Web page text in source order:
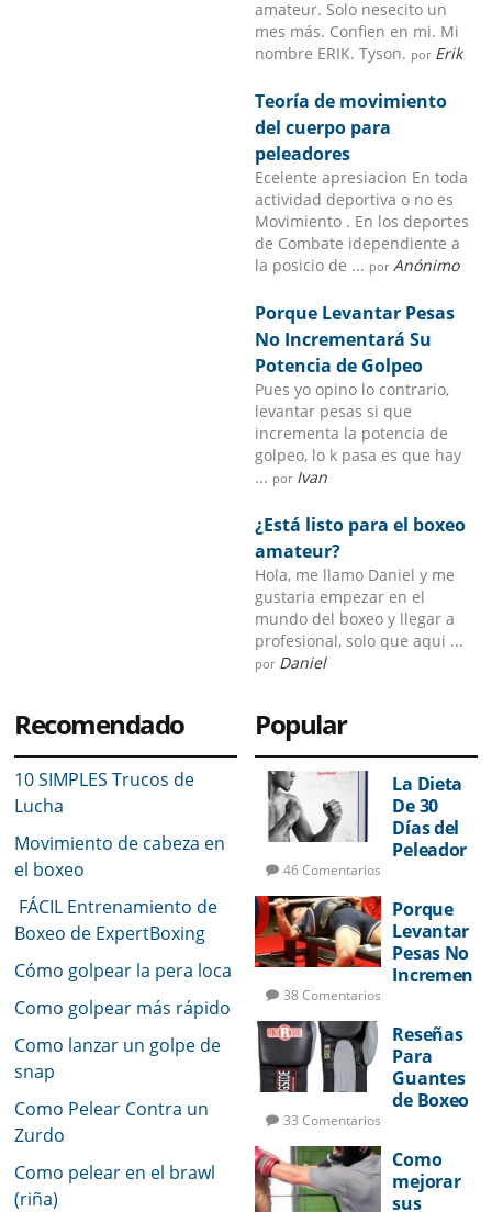
amateur. Solo nesecito un
mes más. Confien en mi. Mi
nombre ERIK. Tyson. por Erik
Teoría de movimiento
del cuerpo para
peleadores
Ecelente apresiacion En toda
actividad deportiva o no es
Movimiento . En los deportes
de Combate idependiente a
la posicio de ... por Anónimo
Porque Levantar Pesas
No Incrementará Su
Potencia de Golpeo
Pues yo opino lo contrario,
levantar pesas si que
incrementa la potencia de
golpeo, lo k pasa es que hay
... por Ivan
¿Está listo para el boxeo
amateur?
Hola, me llamo Daniel y me
gustaria empezar en el
mundo del boxeo y llegar a
profesional, solo que aqui ...
por Daniel
Recomendado
10 SIMPLES Trucos de
Lucha
Movimiento de cabeza en
el boxeo
FÁCIL Entrenamiento de
Boxeo de ExpertBoxing
Cómo golpear la pera loca
Como golpear más rápido
Como lanzar un golpe de
snap
Como Pelear Contra un
Zurdo
Como pelear en el brawl
(riña)
Popular
La Dieta
De 30
Días del
Peleador
46 Comentarios
Porque
Levantar
Pesas No
Incremen
de Golpeo
38 Comentarios
Reseñas
Para
Guantes
de Boxeo
33 Comentarios
Como
mejorar
sus